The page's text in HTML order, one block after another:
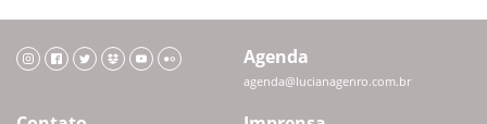
Agenda
agenda@lucianagenro.com.br